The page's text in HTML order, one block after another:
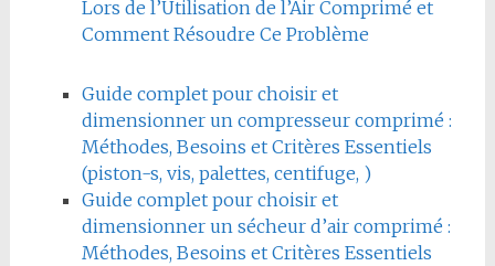
Lors de l’Utilisation de l’Air Comprimé et
Comment Résoudre Ce Problème
Guide complet pour choisir et
dimensionner un compresseur comprimé :
Méthodes, Besoins et Critères Essentiels
(piston-s, vis, palettes, centifuge, )
Guide complet pour choisir et
dimensionner un sécheur d’air comprimé :
Méthodes, Besoins et Critères Essentiels